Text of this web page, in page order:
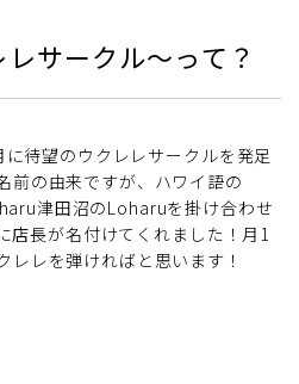
サークル～って？
待望のウクレレサークルを発足
前の由来ですが、ハワイ語の
津田沼のLoharuを掛け合わせ
店長が名付けてくれました！月1
レレを弾ければと思います！